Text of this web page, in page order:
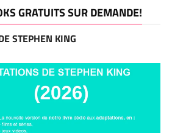
GRATUITS SUR DEMANDE!
STEPHEN KING